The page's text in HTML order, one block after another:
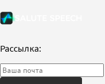
Рассылка: